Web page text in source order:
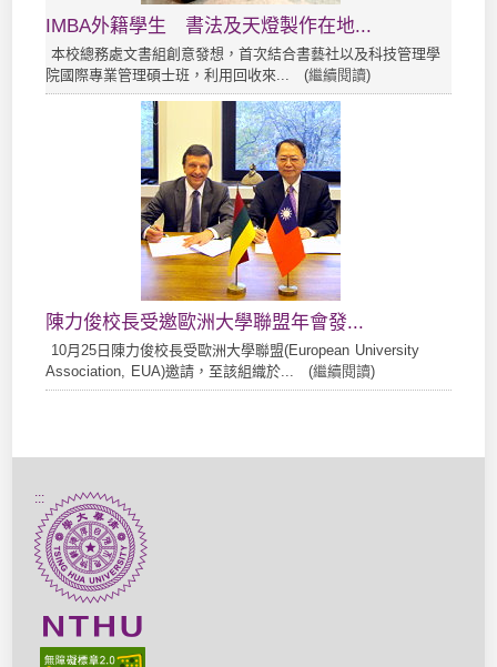
IMBA外籍學生 書法及天燈製作在地...
本校總務處文書組創意發想，首次結合書藝社以及科技管理學
院國際專業管理碩士班，利用回收來... (繼續閱讀)
陳力俊校長受邀歐洲大學聯盟年會發...
10月25日陳力俊校長受歐洲大學聯盟(European University
Association, EUA)邀請，至該組織於... (繼續閱讀)
:::